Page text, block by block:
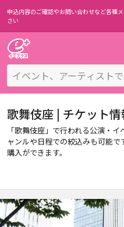
申込内容のご確認やお問い合わせなど各種メ
さい
歌舞伎座 | チケット情
「歌舞伎座」で行われる公演・
ャンルや日程での絞込みも可能で
購入ができます。